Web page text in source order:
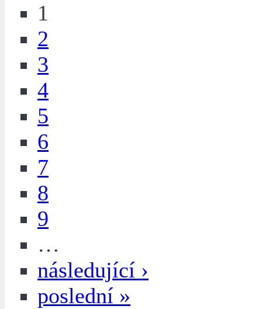
1
2
3
4
5
6
7
8
9
…
následující ›
poslední »